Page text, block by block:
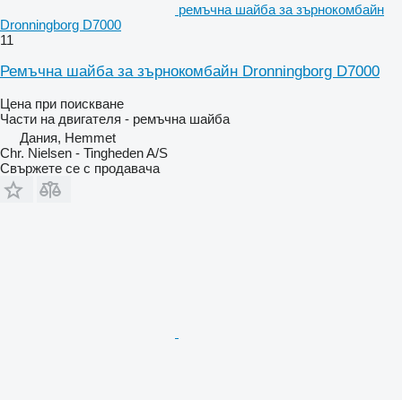
ремъчна шайба за зърнокомбайн
Dronningborg D7000
11
Ремъчна шайба за зърнокомбайн Dronningborg D7000
Цена при поискване
Части на двигателя - ремъчна шайба
Дания, Hemmet
Chr. Nielsen - Tingheden A/S
Свържете се с продавача